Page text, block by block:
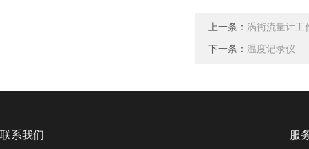
上一条： 涡街流量计工
下一条： 温度记录仪
联系我们 服